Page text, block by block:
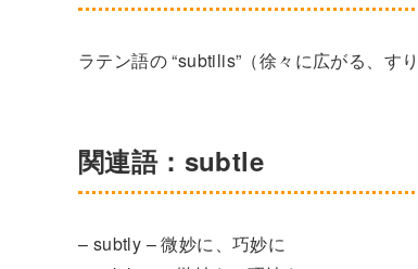
ラテン語の “subtilis”（徐々に広がる、す
関連語：subtle
– subtly – 微妙に、巧妙に